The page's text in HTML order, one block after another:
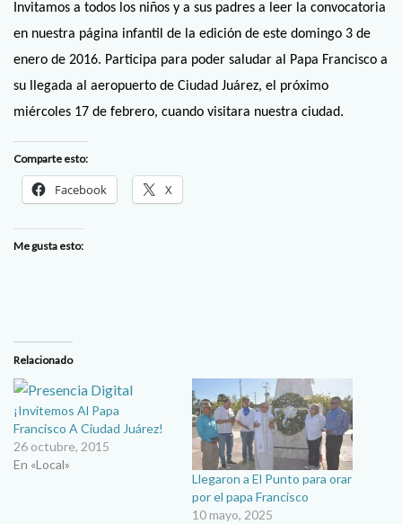
Invitamos a todos los niños y a sus padres a leer la convocatoria
en nuestra página infantil de la edición de este domingo 3 de
enero de 2016. Participa para poder saludar al Papa Francisco a
su llegada al aeropuerto de Ciudad Juárez, el próximo
miércoles 17 de febrero, cuando visitara nuestra ciudad.
Comparte esto:
Facebook X
Me gusta esto:
Relacionado
¡Invitemos Al Papa
Francisco A Ciudad Juárez!
26 octubre, 2015
En «Local»
Llegaron a El Punto para orar
por el papa Francisco
10 mayo, 2025